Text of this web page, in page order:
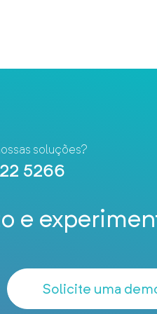
soluções?
5266
e
Solicite uma